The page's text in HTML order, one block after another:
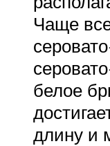
Чаще
белое
длину и